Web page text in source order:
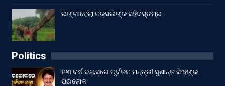
ଭଙ୍ଗାହେଲା ନକ୍ସଲଙ୍କ ସହିଦସ୍ତମ୍ଭ
Politics
୫୩ ବର୍ଷ ବୟସରେ ପୂର୍ବତନ ମନ୍ତ୍ରୀ ସୁଶାନ୍ତ ସିଂହଙ୍କ
ପରଲୋକ